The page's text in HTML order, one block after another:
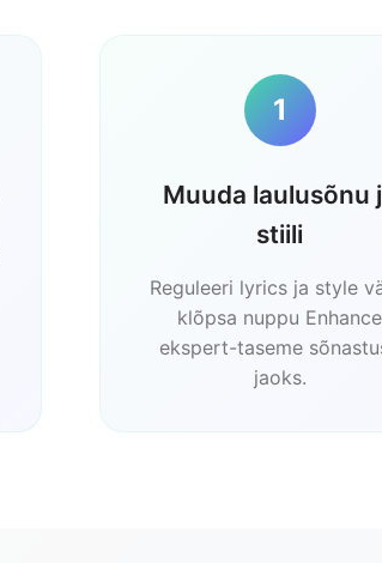
1
Muuda laulusõnu
stiili
Reguleeri lyrics ja style
klõpsa nuppu Enhance
ekspert-taseme
jaoks.